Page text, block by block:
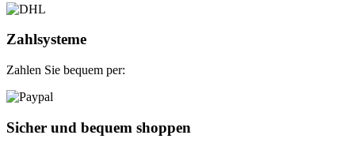
Zahlsysteme
Zahlen Sie bequem per:
Sicher und bequem shoppen